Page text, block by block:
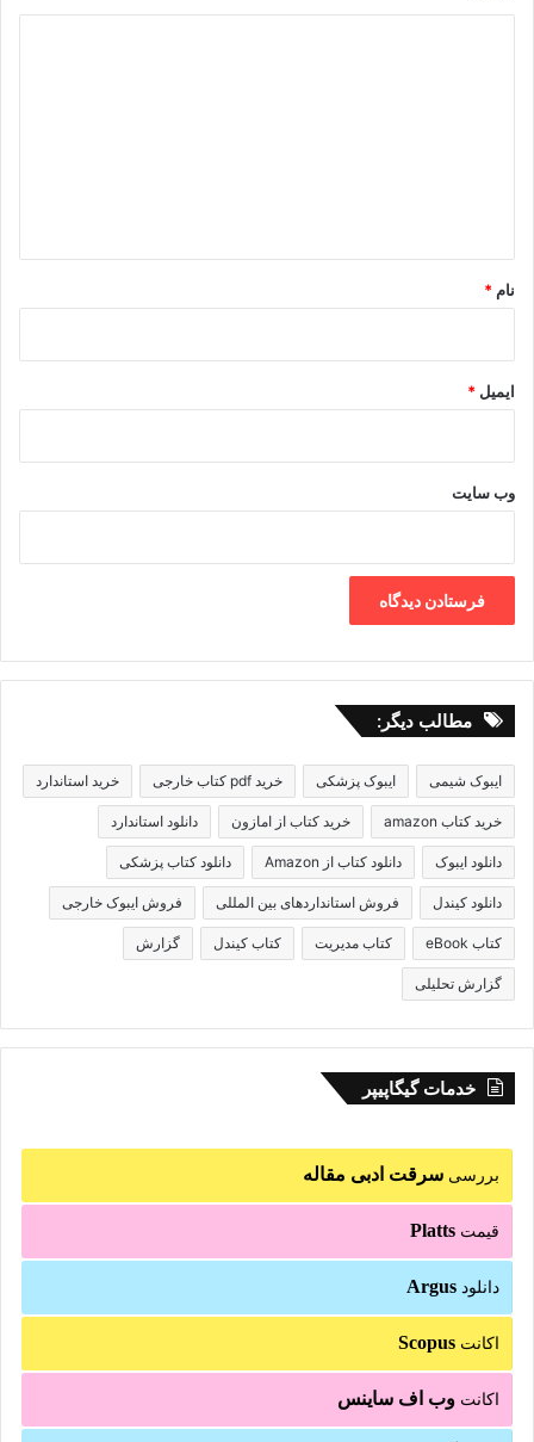
نام *
ایمیل *
وب‌ سایت
مطالب دیگر:
ایبوک شیمی ایبوک پزشکی خرید pdf کتاب خارجی خرید استاندارد
خرید کتاب amazon خرید کتاب از امازون دانلود استاندارد
دانلود ایبوک دانلود کتاب از Amazon دانلود کتاب پزشکی
دانلود کیندل فروش استانداردهای بین المللی فروش ایبوک خارجی
کتاب eBook کتاب مدیریت کتاب کیندل گزارش
گزارش تحلیلی
خدمات گیگاپیپر
بررسی سرقت ادبی مقاله
قیمت Platts
دانلود Argus
اکانت Scopus
اکانت وب اف ساینس